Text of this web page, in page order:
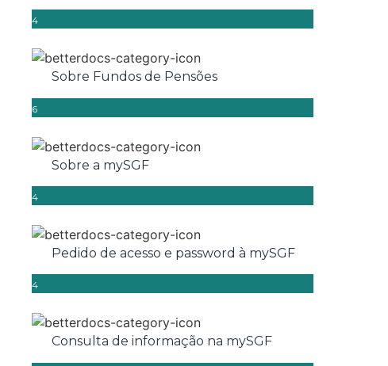
4
Sobre Fundos de Pensões
6
Sobre a mySGF
4
Pedido de acesso e password à mySGF
4
Consulta de informação na mySGF